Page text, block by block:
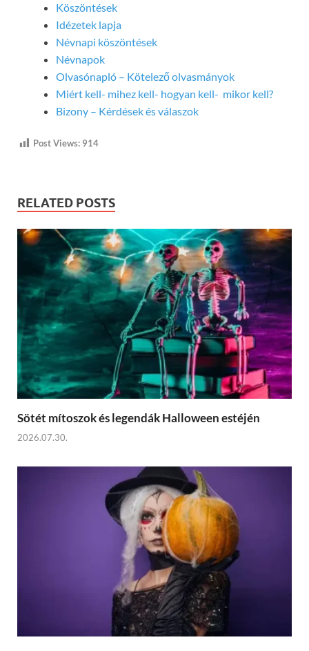
Köszöntések
Idézetek lapja
Névnapi köszöntések
Névnapok
Olvasónapló – Kötelező olvasmányok
Miért kell- mihez kell- hogyan kell- mikor kell?
Bizony – Kérdések és válaszok
Post Views: 914
RELATED POSTS
Sötét mítoszok és legendák Halloween estéjén
2026.07.30.